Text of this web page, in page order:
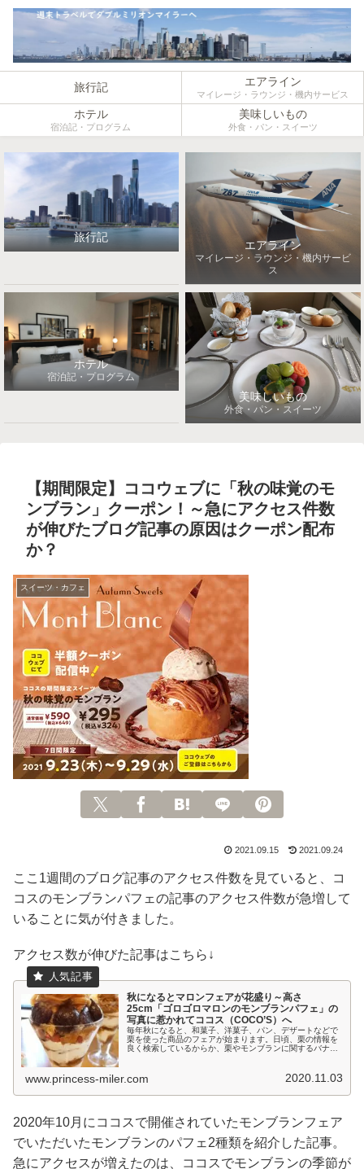
旅行記 エアライン
マイレージ・ラウンジ・機内サービス
ホテル
宿泊記・プログラム
美味しいもの
外食・パン・スイーツ
旅行記
エアライン
マイレージ・ラウンジ・機内サービ
ス
ホテル
宿泊記・プログラム
美味しいもの
外食・パン・スイーツ
【期間限定】ココウェブに「秋の味覚のモ
ンブラン」クーポン！～急にアクセス件数
が伸びたブログ記事の原因はクーポン配布
か？
スイーツ・カフェ
2021.09.15 2021.09.24
ここ1週間のブログ記事のアクセス件数を見ていると、コ
コスのモンブランパフェの記事のアクセス件数が急増して
いることに気が付きました。
アクセス数が伸びた記事はこちら↓
秋になるとマロンフェアが花盛り～高さ
25cm「ゴロゴロマロンのモンブランパフェ」の
写真に惹かれてココス（COCO’S）へ
毎年秋になると、和菓子、洋菓子、パン、デザートなどで
栗を使った商品のフェアが始まります。日頃、栗の情報を
良く検索しているからか、栗やモンブランに関するバナー
www.princess-miler.com 2020.11.03
2020年10月にココスで開催されていたモンブランフェア
でいただいたモンブランのパフェ2種類を紹介した記事。
急にアクセスが増えたのは、ココスでモンブランの季節が